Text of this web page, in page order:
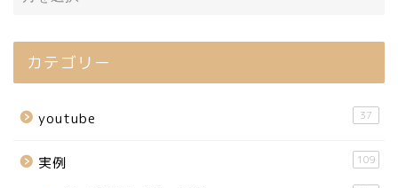
カテゴリー
youtube 37
実例 109